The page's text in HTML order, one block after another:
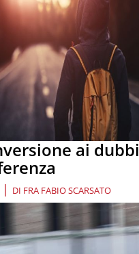
ai dubbi
| DI FRA FABIO SCARSATO